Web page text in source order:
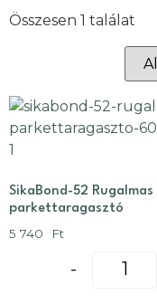
Összesen 1 találat
SikaBond-52 Rugalmas
parkettaragasztó
5 740 Ft
-